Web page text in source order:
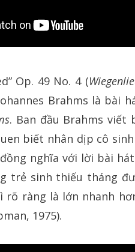
Op. 49 No. 4 (
Brahms là
. Ban đầu Brahms viết
biết nhân dịp cô
nghĩa với lời bài
trẻ sinh thiếu tháng
rõ ràng là lớn nhanh
1975).